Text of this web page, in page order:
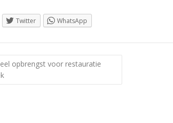
Twitter WhatsApp
opbrengst voor restauratie